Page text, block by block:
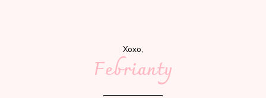
Xoxo,
Febrianty